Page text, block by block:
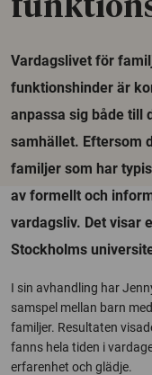
Vardagslivet för
funktionshinder är
anpassa sig både till
samhället. Eftersom
familjer som har
av formellt och
vardagsliv. Det visar
Stockholms
I sin avhandling har
samspel mellan barn
familjer. Resultaten
fanns hela tiden i
erfarenhet och glädje.